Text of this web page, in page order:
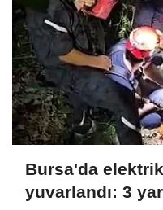
Bursa'da
yuvarlandı: 3